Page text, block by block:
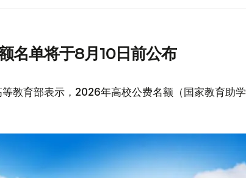
名单将于8月10日前公布
教育部表示，2026年高校公费名额（国家教育助学